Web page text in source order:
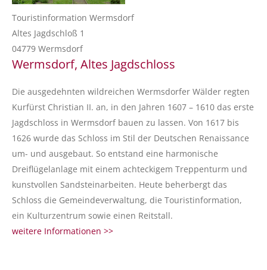
Touristinformation Wermsdorf
Altes Jagdschloß 1
04779 Wermsdorf
Wermsdorf, Altes Jagdschloss
Die ausgedehnten wildreichen Wermsdorfer Wälder regten
Kurfürst Christian II. an, in den Jahren 1607 – 1610 das erste
Jagdschloss in Wermsdorf bauen zu lassen. Von 1617 bis
1626 wurde das Schloss im Stil der Deutschen Renaissance
um- und ausgebaut. So entstand eine harmonische
Dreiflügelanlage mit einem achteckigem Treppenturm und
kunstvollen Sandsteinarbeiten. Heute beherbergt das
Schloss die Gemeindeverwaltung, die Touristinformation,
ein Kulturzentrum sowie einen Reitstall.
weitere Informationen >>